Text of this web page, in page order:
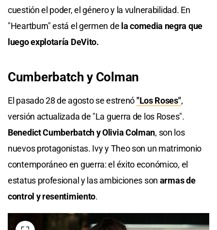
cuestión el poder, el género y la vulnerabilidad. En
"Heartburn" está el germen de la comedia negra que
luego explotaría DeVito.
Cumberbatch y Colman
El pasado 28 de agosto se estrenó"Los Roses",
versión actualizada de "La guerra de los Roses".
Benedict Cumberbatch y Olivia Colman, son los
nuevos protagonistas. Ivy y Theo son un matrimonio
contemporáneo en guerra: el éxito económico, el
estatus profesional y las ambiciones son armas de
control y resentimiento.